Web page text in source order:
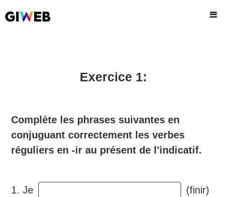
Exercice 1:
Complète les phrases suivantes en
conjuguant correctement les verbes
réguliers en -ir au présent de l'indicatif.
1. Je (finir)